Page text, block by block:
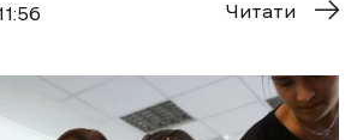
Читати